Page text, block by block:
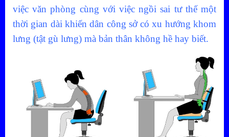
việc văn phòng cùng với việc ngồi sai tư thế một
thời gian dài khiến dân công sở có xu hướng khom
lưng (tật gù lưng) mà bản thân không hề hay biết.